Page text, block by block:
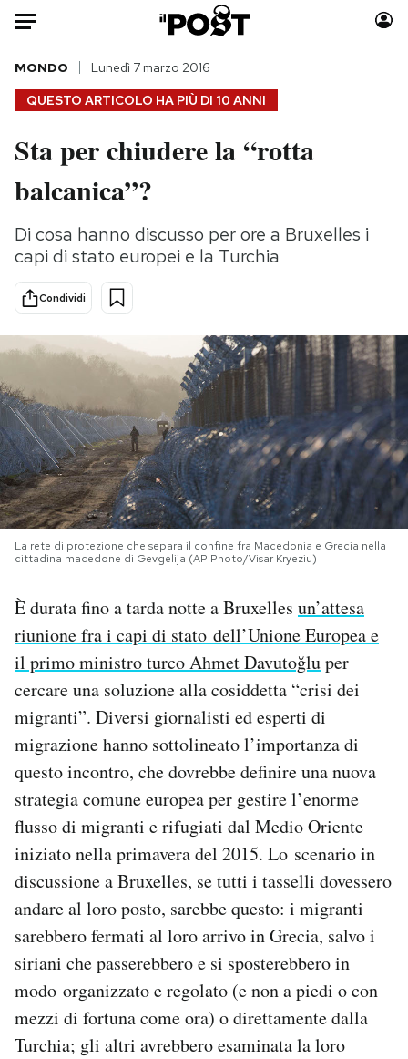
Auto
HOME
Italia
Politica
Tecnologia
Internet
Scienza
Cultura
Economia
Sport
Moda
Storie/Idee
Ok Boomer!
Altrecose
Mondiali calcio 2026
PODCAST
NEWSLETTER
I MIEI PREFERITI
CALENDARIO
AREA PERSONALE
Area Personale
Newsletter
Notifiche mobile
Regala il Post
Hai bisogno di aiuto?
Esci
QUESTO ARTICOLO HA PIÙ DI 10 ANNI
MONDO Lunedì 7 marzo 2016
Sta per chiudere la “rotta
balcanica”?
Di cosa hanno discusso per ore a Bruxelles i
capi di stato europei e la Turchia
Condividi
La rete di protezione che separa il confine fra Macedonia e Grecia nella
cittadina macedone di Gevgelija (AP Photo/Visar Kryeziu)
È durata fino a tarda notte a Bruxelles un’attesa
riunione fra i capi di stato dell’Unione Europea e
il primo ministro turco Ahmet Davutoğluper
cercare una soluzione alla cosiddetta “crisi dei
migranti”. Diversi giornalisti ed esperti di
migrazione hanno sottolineato l’importanza di
questo incontro, che dovrebbe definire una nuova
strategia comune europea per gestire l’enorme
flusso di migranti e rifugiati dal Medio Oriente
iniziato nella primavera del 2015. Lo scenario in
discussione a Bruxelles, se tutti i tasselli dovessero
andare al loro posto, sarebbe questo: i migranti
sarebbero fermati al loro arrivo in Grecia, salvo i
siriani che passerebbero e si sposterebbero in
modo organizzato e regolato (e non a piedi o con
mezzi di fortuna come ora) o direttamente dalla
Turchia; gli altri avrebbero esaminata la loro